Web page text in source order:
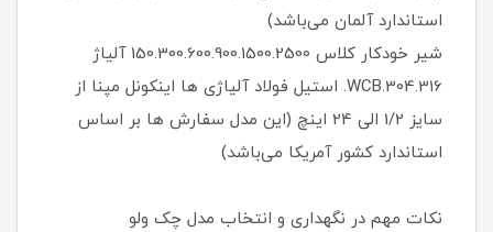
استاندارد آلمان می‌باشد)
شیر خودکار کلاس 150.300.600.900.1500.2500 آلیاژ
WCB.304.316. استیل فولاد آلیاژی ها اینکونل مپنا از
سایز 1/2 الی 24 اینچ (این مدل سفارش ها بر اساس
استاندارد کشور آمریکا می‌باشد)
نکات مهم در نگهداری و انتخاب مدل چک ولو